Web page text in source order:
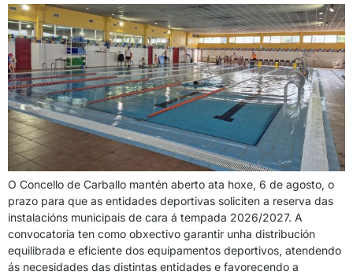
O Concello de Carballo mantén aberto ata hoxe, 6 de agosto, o
prazo para que as entidades deportivas soliciten a reserva das
instalacións municipais de cara á tempada 2026/2027. A
convocatoria ten como obxectivo garantir unha distribución
equilibrada e eficiente dos equipamentos deportivos, atendendo
ás necesidades das distintas entidades e favorecendo a